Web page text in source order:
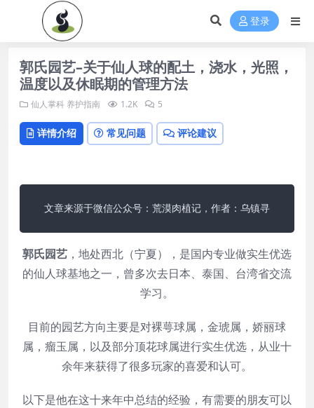
登录
郭氏园艺–关于仙人球的配土，浇水，光照，
温度以及休眠期的管理方法
仙人掌科 养护指南 1.2K 5
详情介绍 常见问题 评论建议
文章来源于微信公众号：荒漠肉植记，作者：乌镇寻
郭氏园艺 ，地处西北（宁夏），是国内专业做实生优选
的仙人球基地之一，曾多次去日本、泰国、台湾省交流
学习。
目前的园艺方向主要是对裸萼球属，金琥属，娇丽球
属，瘤玉属，以及部分顶花球属进行实生优选，从业十
余年来获得了很多玩家的喜爱和认可。
以下是他在这十来年中总结的经验，有需要的朋友可以